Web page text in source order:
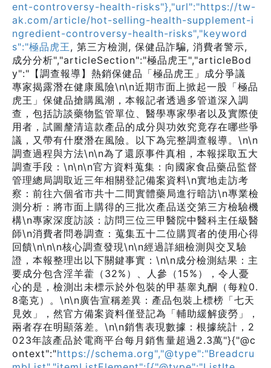
ent-controversy-health-risks"},"url":"https://tw-
ak.com/article/hot-selling-health-supplement-i
ngredient-controversy-health-risks","keyword
s":"極品虎王, 第三方檢測, 保健品詐騙, 消費者警示,
成分分析","articleSection":"極品虎王","articleBod
y":"【調查報導】熱銷保健品「極品虎王」成分爭議
專家揭露潛在健康風險\n\n近期市面上掀起一股「極品
虎王」保健品搶購風潮，本報記者透過多管道深入調
查，包括訪談藥物監管單位、醫學專家學者以及實際使
用者，試圖釐清這款產品的成分與功效究竟存在哪些爭
議，又帶有什麼潛在風險。以下為完整調查報導。\n\n
調查過程與方法\n\n為了還原事件真相，本報採取五大
調查手段：\n\n\n官方資料蒐集：向國家食品藥品監督
管理總局調取近三年相關登記備案資料\n實地走訪考
察：前往六個省市共十二間實體藥局進行暗訪\n專業檢
測分析：將市面上購得的三批次產品送交第三方檢驗機
構\n專家深度訪談：訪問三位三甲醫院中醫科主任級醫
師\n消費者問卷調查：蒐集五十二位購買者的使用心得
回饋\n\n\n核心調查發現\n\n經過詳細檢測與交叉驗
證，本報整理出以下關鍵事實：\n\n成分檢測結果：主
要成分包含淫羊藿（32%）、人參（15%），令人憂
心的是，檢測出未標示於外包裝的甲基睾丸酮（每粒0.
8毫克）。\n\n廣告宣稱差異：產品包裝上標榜「七天
見效」，然官方備案資料僅登記為「輔助緩解疲勞」，
兩者存在明顯落差。\n\n銷售表現數據：根據統計，2
023年該產品於電商平台每月銷售量超過2.3萬"}{"@c
ontext":"https://schema.org","@type":"Breadcru